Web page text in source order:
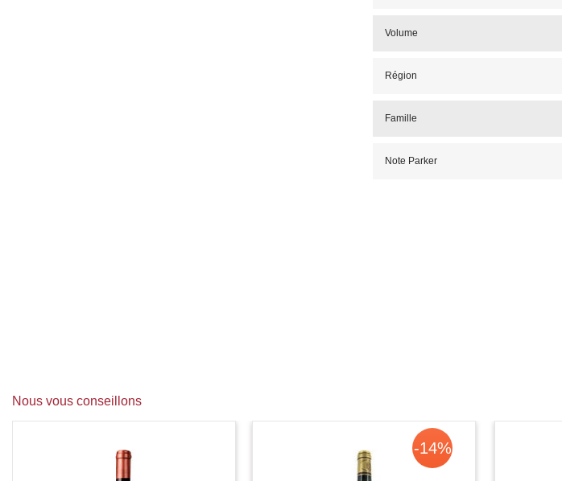
Volume
Région
Famille
Note Parker
Nous vous conseillons
-14%